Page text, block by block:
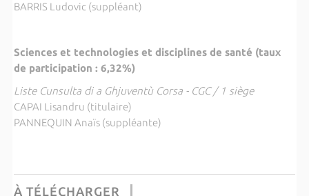
BARRIS Ludovic (suppléant)
Sciences et technologies et disciplines de santé (taux
de participation : 6,32%)
Liste Cunsulta di a Ghjuventù Corsa - CGC / 1 siège
CAPAI Lisandru (titulaire)
PANNEQUIN Anaïs (suppléante)
À TÉLÉCHARGER